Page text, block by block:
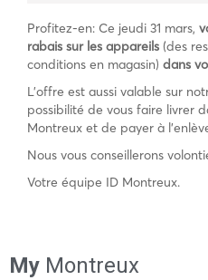
Profitez-en: Ce jeudi 31 mars,
rabais sur les appareils (des
conditions en magasin) dans
L’offre est aussi valable sur
possibilité de vous faire livrer
Montreux et de payer à
Nous vous conseillerons
Votre équipe ID Montreux.
My Montreux